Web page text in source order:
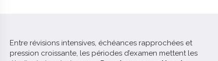
Entre révisions intensives, échéances rapprochées et
pression croissante, les périodes d’examen mettent les